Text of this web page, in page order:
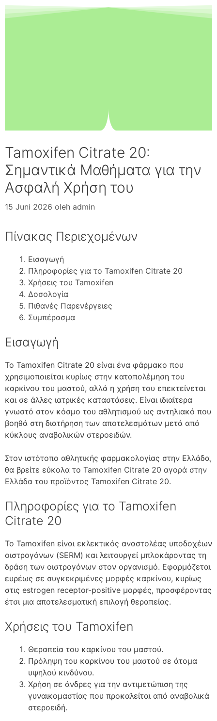
Tamoxifen Citrate 20:
Σημαντικά Μαθήματα για την
Ασφαλή Χρήση του
15 Juni 2026 oleh admin
Πίνακας Περιεχομένων
Εισαγωγή
Πληροφορίες για το Tamoxifen Citrate 20
Χρήσεις του Tamoxifen
Δοσολογία
Πιθανές Παρενέργειες
Συμπέρασμα
Εισαγωγή
Το Tamoxifen Citrate 20 είναι ένα φάρμακο που
χρησιμοποιείται κυρίως στην καταπολέμηση του
καρκίνου του μαστού, αλλά η χρήση του επεκτείνεται
και σε άλλες ιατρικές καταστάσεις. Είναι ιδιαίτερα
γνωστό στον κόσμο του αθλητισμού ως αντηλιακό που
βοηθά στη διατήρηση των αποτελεσμάτων μετά από
κύκλους αναβολικών στεροειδών.
Στον ιστότοπο αθλητικής φαρμακολογίας στην Ελλάδα,
θα βρείτε εύκολα το Tamoxifen Citrate 20 αγορά στην
Ελλάδα του προϊόντος Tamoxifen Citrate 20.
Πληροφορίες για το Tamoxifen
Citrate 20
Το Tamoxifen είναι εκλεκτικός αναστολέας υποδοχέων
οιστρογόνων (SERM) και λειτουργεί μπλοκάροντας τη
δράση των οιστρογόνων στον οργανισμό. Εφαρμόζεται
ευρέως σε συγκεκριμένες μορφές καρκίνου, κυρίως
στις estrogen receptor-positive μορφές, προσφέροντας
έτσι μια αποτελεσματική επιλογή θεραπείας.
Χρήσεις του Tamoxifen
Θεραπεία του καρκίνου του μαστού.
Πρόληψη του καρκίνου του μαστού σε άτομα
υψηλού κινδύνου.
Χρήση σε άνδρες για την αντιμετώπιση της
γυναικομαστίας που προκαλείται από αναβολικά
στεροειδή.